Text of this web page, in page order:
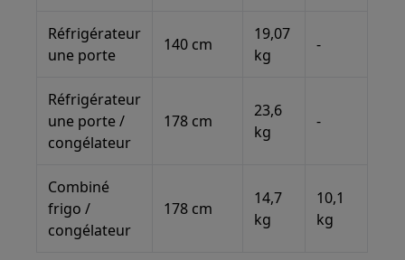
Réfrigérateur
une porte
140 cm
19,07
kg
-
Réfrigérateur
une porte /
congélateur
178 cm
23,6
kg
-
Combiné
frigo /
congélateur
178 cm
14,7
kg
10,1
kg